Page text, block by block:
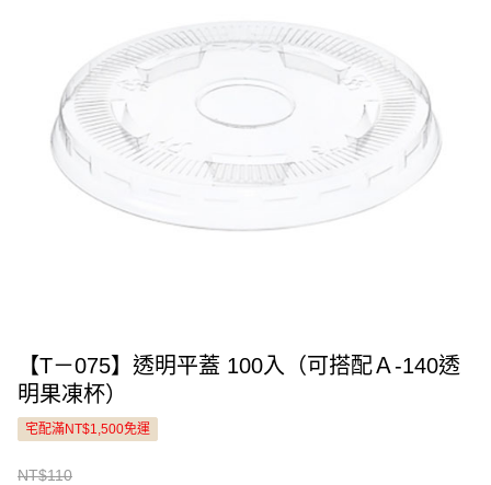
【T－075】透明平蓋 100入（可搭配Ａ-140透
明果凍杯）
宅配滿NT$1,500免運
NT$110